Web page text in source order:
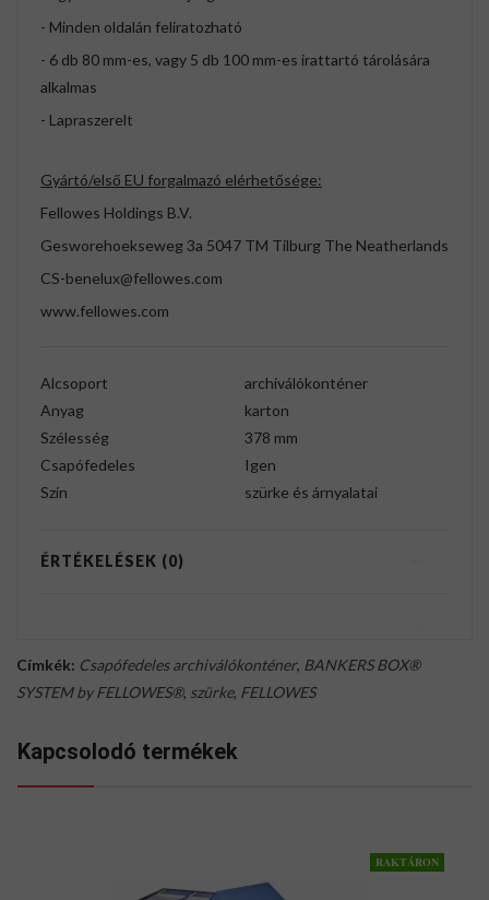
- Minden oldalán feliratozható
- 6 db 80 mm-es, vagy 5 db 100 mm-es irattartó tárolására
alkalmas
- Lapraszerelt
Gyártó/első EU forgalmazó elérhetősége:
Fellowes Holdings B.V.
Gesworehoekseweg 3a 5047 TM Tilburg The Neatherlands
CS-benelux@fellowes.com
www.fellowes.com
Alcsoport
archiválókonténer
Anyag
karton
Szélesség
378 mm
Csapófedeles
Igen
Szín
szürke és árnyalatai
ÉRTÉKELÉSEK (0)
Címkék: Csapófedeles archiválókonténer, BANKERS BOX®
SYSTEM by FELLOWES®, szürke, FELLOWES
Kapcsolodó termékek
RAKTÁRON